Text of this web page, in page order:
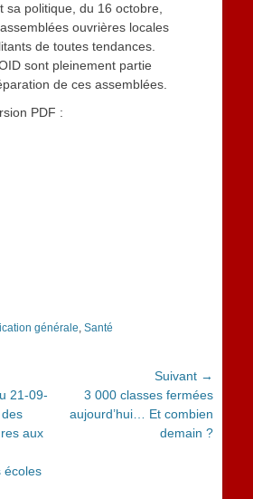
sa politique, du 16 octobre,
ouvrières locales
de toutes tendances.
sont pleinement partie
de ces assemblées.
PDF :
générale, Santé
21-09-
aux
écoles
Suivant →
Article
suivant :
3 000 classes fermées
aujourd’hui… Et combien
demain ?